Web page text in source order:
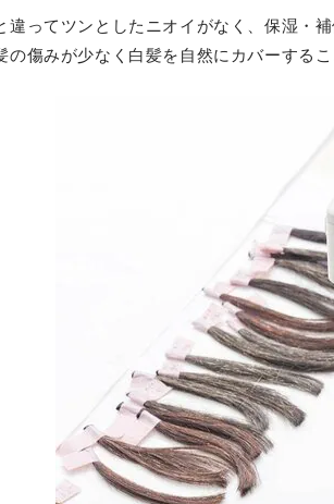
違ってツンとしたニオイがなく、保湿・
の傷みが少なく白髪を自然にカバーするこ
アルガネ
オイル
ダーク
最安